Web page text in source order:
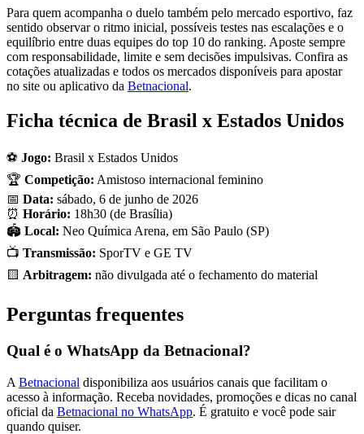
Para quem acompanha o duelo também pelo mercado esportivo, faz
sentido observar o ritmo inicial, possíveis testes nas escalações e o
equilíbrio entre duas equipes do top 10 do ranking. Aposte sempre
com responsabilidade, limite e sem decisões impulsivas. Confira as
cotações atualizadas e todos os mercados disponíveis para apostar
no site ou aplicativo da Betnacional.
Ficha técnica de Brasil x Estados Unidos
⚽ Jogo: Brasil x Estados Unidos
🏆 Competição: Amistoso internacional feminino
📅 Data: sábado, 6 de junho de 2026
⏰ Horário: 18h30 (de Brasília)
🏟️ Local: Neo Química Arena, em São Paulo (SP)
📺 Transmissão: SporTV e GE TV
🟨 Arbitragem: não divulgada até o fechamento do material
Perguntas frequentes
Qual é o WhatsApp da Betnacional?
A Betnacional disponibiliza aos usuários canais que facilitam o
acesso à informação. Receba novidades, promoções e dicas no canal
oficial da Betnacional no WhatsApp. É gratuito e você pode sair
quando quiser.